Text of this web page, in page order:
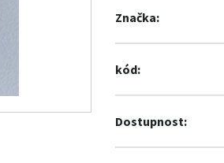
Značka:
kód:
Dostupnost: